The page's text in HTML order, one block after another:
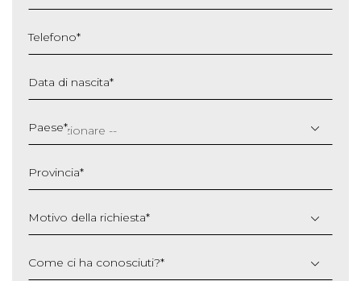
Telefono*
Data di nascita*
slash
MM
AAAA
Paese*
Provincia*
Motivo della richiesta*
Come ci ha conosciuti?*